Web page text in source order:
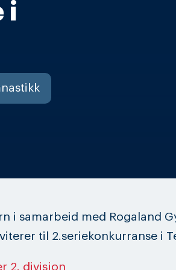
i
i samarbeid med Rogaland
til 2.seriekonkurranse i
2. divisjon